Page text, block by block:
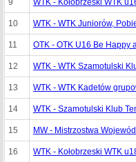
9 WTK - Kołobrzeski WTK
10 WTK - WTK Juniorów,
11 OTK - OTK U16 Be Happy
12 WTK - WTK Szamotulski
13 WTK - WTK Kadetów
14 WTK - Szamotulski Klub
15 MW - Mistrzostwa
16 WTK - Kołobrzeski WTK